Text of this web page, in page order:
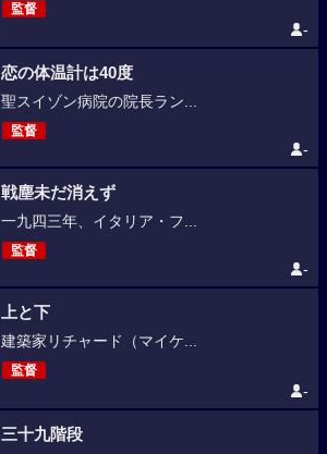
監督
-
恋の体温計は40度
聖スイゾン病院の院長ラン...
監督
-
戦塵未だ消えず
一九四三年、イタリア・フ...
監督
-
上と下
建築家リチャード（マイケ...
監督
-
三十九階段